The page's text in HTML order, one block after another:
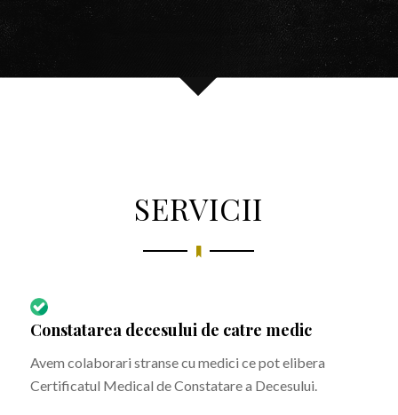
SERVICII
Constatarea decesului de catre medic
Avem colaborari stranse cu medici ce pot elibera
Certificatul Medical de Constatare a Decesului.